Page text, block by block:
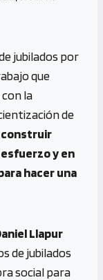
jubilados por
que
la
de
construir
y en
hacer una
Llapur
de jubilados
social para